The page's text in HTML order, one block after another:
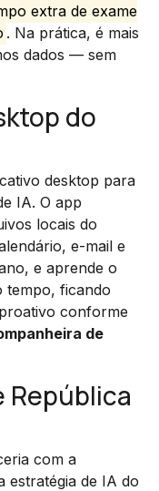
extra de exame
. Na prática, é mais
dados — sem
do
desktop para
IA. O app
locais do
e-mail e
e aprende o
tempo, ficando
conforme
de
República
com a
estratégia de IA do